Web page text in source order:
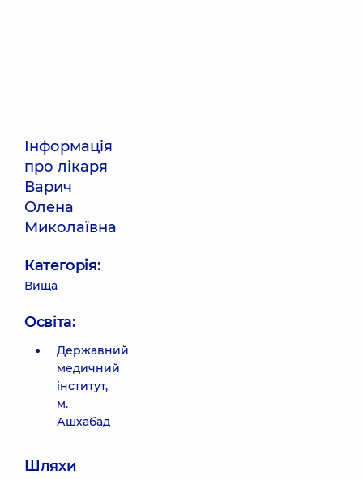
Інформація
про лікаря
Варич
Олена
Миколаївна
Категорія:
Вища
Освіта:
Державний
медичний
інститут,
м.
Ашхабад
Шляхи